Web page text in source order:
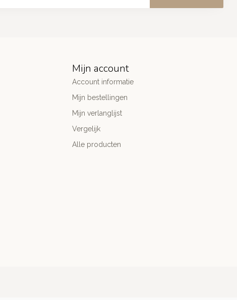
Mijn account
Account informatie
Mijn bestellingen
Mijn verlanglijst
Vergelijk
Alle producten